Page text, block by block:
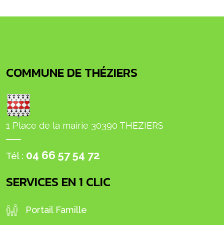
COMMUNE DE THÉZIERS
1 Place de la mairie 30390 THEZIERS
Tél : 04 66 57 54 72
SERVICES EN 1 CLIC
Portail Famille